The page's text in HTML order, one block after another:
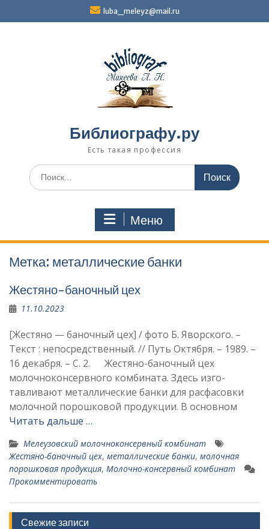
luba_meleyz@mail.ru
Библиографу.ру
Есть такая профессия
Поиск
по:
Меню
Метка: металличес­кие банки
Жестяно-баночный цех
11.10.2023
[Жестяно — баночный цех] / фото Б. Яворского. –
Текст : непосредственный. // Путь Октября. – 1989. –
16 декабря. – С. 2. Жестяно-баночный цех
молочноконсервного комбината. Здесь изго­
тавливают металличес­кие банки для расфа­совки
молочной порош­ковой продукции. В ос­новном
Читать дальше …
Мелеузовский молочноконсервный комбинат
Жестяно-баночный цех, металличес­кие банки, молочная
порошковая продукция, Молочно-консервный комбинат
Прокомментировать
Свежие записи